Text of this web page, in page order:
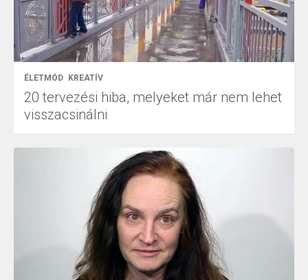
ÉLETMÓD KREATÍV
20 tervezési hiba, melyeket már nem lehet
visszacsinálni